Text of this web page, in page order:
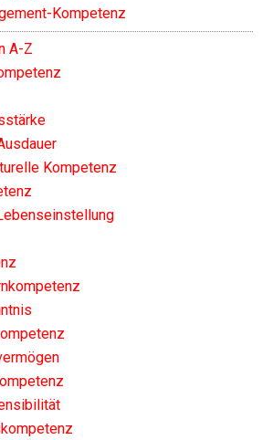
Kompetenz
A-Z
Kompetenz